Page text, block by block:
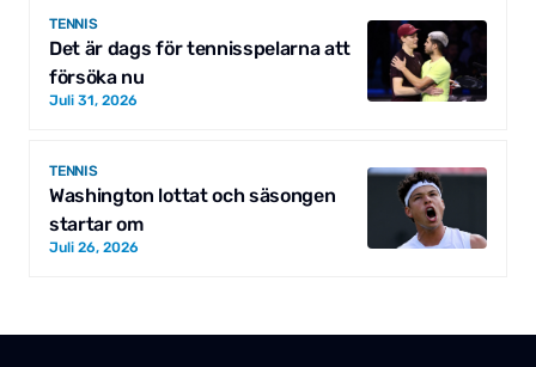
TENNIS
Det är dags för tennisspelarna att
försöka nu
Juli 31, 2026
TENNIS
Washington lottat och säsongen
startar om
Juli 26, 2026